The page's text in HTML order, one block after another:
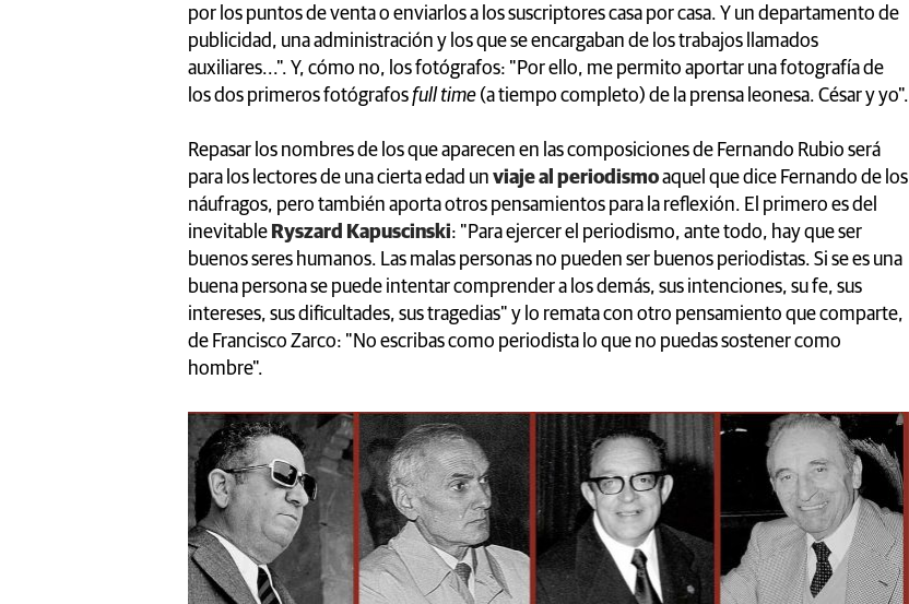
por los puntos de venta o enviarlos a los suscriptores casa por casa. Y un departamento de
publicidad, una administración y los que se encargaban de los trabajos llamados
auxiliares...". Y, cómo no, los fotógrafos: "Por ello, me permito aportar una fotografía de
los dos primeros fotógrafos full time (a tiempo completo) de la prensa leonesa. César y yo".
Repasar los nombres de los que aparecen en las composiciones de Fernando Rubio será
para los lectores de una cierta edad un viaje al periodismoaquel que dice Fernando de los
náufragos, pero también aporta otros pensamientos para la reflexión. El primero es del
inevitable Ryszard Kapuscinski: "Para ejercer el periodismo, ante todo, hay que ser
buenos seres humanos. Las malas personas no pueden ser buenos periodistas. Si se es una
buena persona se puede intentar comprender a los demás, sus intenciones, su fe, sus
intereses, sus dificultades, sus tragedias" y lo remata con otro pensamiento que comparte,
de Francisco Zarco: "No escribas como periodista lo que no puedas sostener como
hombre".